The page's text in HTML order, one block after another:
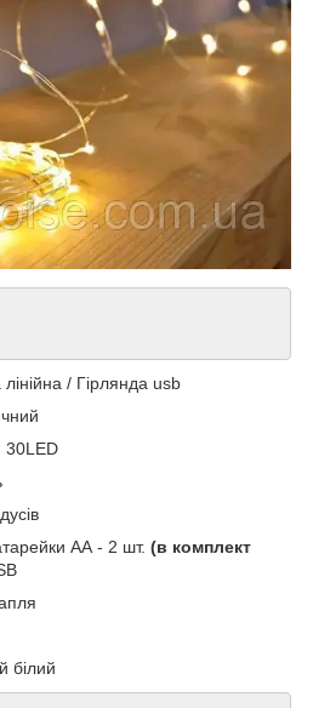
/ Гірлянда usb
30LED
АА - 2 шт. (в комплект
білий